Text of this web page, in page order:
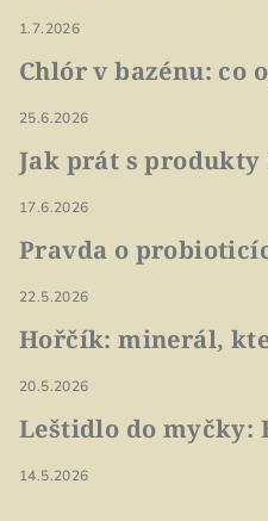
1.7.2026
Chlór v bazénu: co
25.6.2026
Jak prát s
17.6.2026
Pravda o
22.5.2026
Hořčík: minerál,
20.5.2026
Leštidlo do myčky:
14.5.2026